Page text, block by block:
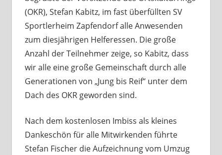
(OKR), Stefan Kabitz, im fast überfüllten SV
Sportlerheim Zapfendorf alle Anwesenden
zum diesjährigen Helferessen. Die große
Anzahl der Teilnehmer zeige, so Kabitz, dass
wir alle eine große Gemeinschaft durch alle
Generationen von „Jung bis Reif“ unter dem
Dach des OKR geworden sind.
Nach dem kostenlosen Imbiss als kleines
Dankeschön für alle Mitwirkenden führte
Stefan Fischer die Aufzeichnung vom Umzug